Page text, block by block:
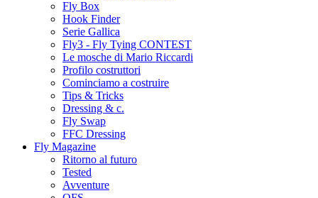
Fly Box
Hook Finder
Serie Gallica
Fly3 - Fly Tying CONTEST
Le mosche di Mario Riccardi
Profilo costruttori
Cominciamo a costruire
Tips & Tricks
Dressing & c.
Fly Swap
FFC Dressing
Fly Magazine
Ritorno al futuro
Tested
Avventure